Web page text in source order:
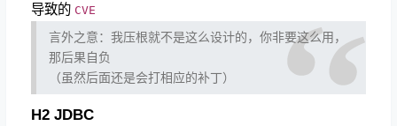
导致的 CVE
言外之意：我压根就不是这么设计的，你非要这么用，
那后果自负
（虽然后面还是会打相应的补丁）
H2 JDBC